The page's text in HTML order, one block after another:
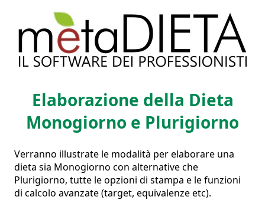
Elaborazione della Dieta
Monogiorno e Plurigiorno
Verranno illustrate le modalità per elaborare una
dieta sia Monogiorno con alternative che
Plurigiorno, tutte le opzioni di stampa e le funzioni
di calcolo avanzate (target, equivalenze etc).